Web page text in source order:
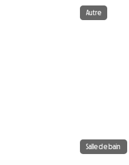
Autre
Salle de bain